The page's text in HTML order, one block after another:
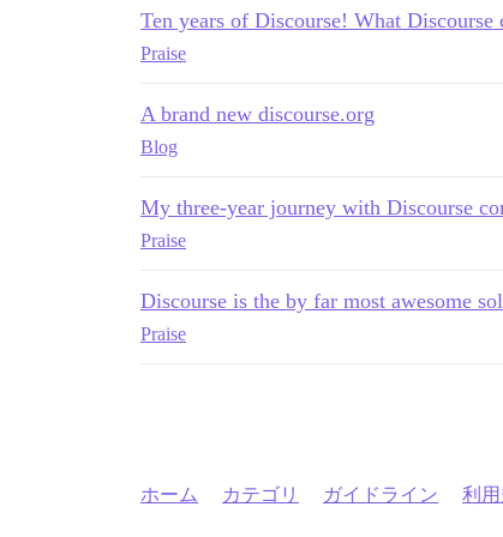
Ten years of Discourse! What
Praise
A brand new discourse.org
Blog
My three-year journey with Discourse
Praise
Discourse is the by far most awesome
Praise
ホーム カテゴリ ガイドライン 利